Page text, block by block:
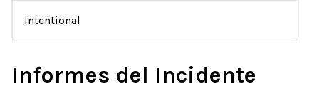
Intentional
Informes del Incidente